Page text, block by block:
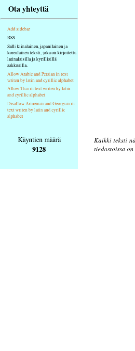
základní
Hlavní
strana
Ota yhteyttä
Add sidebar
RSS
Salli kiinalainen, japanilainen ja
korealainen teksti, joka on kirjoitettu
latinalaisilla ja kyrillisillä
aakkosilla.
Allow Arabic and Persian in text
writen by latin and cyrillic alphabet
Allow Thai in text writen by latin
and cyrillic alphabet
Disallow Armenian and Georgian in
text writen by latin and cyrillic
alphabet
Käyntien määrä
9128
Kaikki teksti
tiedostoissa